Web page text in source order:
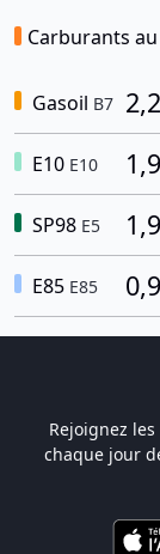
Carburants
Gasoil B7
E10 E10
SP98 E5
E85 E85
Rejoignez
chaque jour